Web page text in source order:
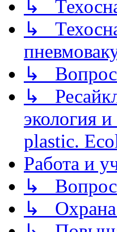
↳
↳
↳
↳
экология
plastic.
Работа и
↳
↳ Охрана